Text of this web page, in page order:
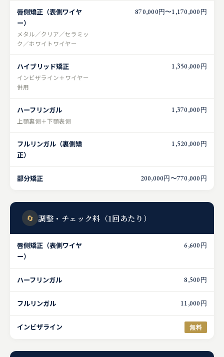
唇側矯正（表側ワイヤ
ー）
メタル／クリア／セラミッ
ク／ホワイトワイヤー
870,000円〜1,170,000円
ハイブリッド矯正
インビザライン＋ワイヤー
併用
1,350,000円
ハーフリンガル
上顎裏側＋下顎表側
1,370,000円
フルリンガル（裏側矯
正）
1,520,000円
部分矯正 200,000円〜770,000円
🔄 調整・チェック料（1回あたり）
唇側矯正（表側ワイヤ
ー）
6,600円
ハーフリンガル 8,500円
フルリンガル 11,000円
インビザライン 無料